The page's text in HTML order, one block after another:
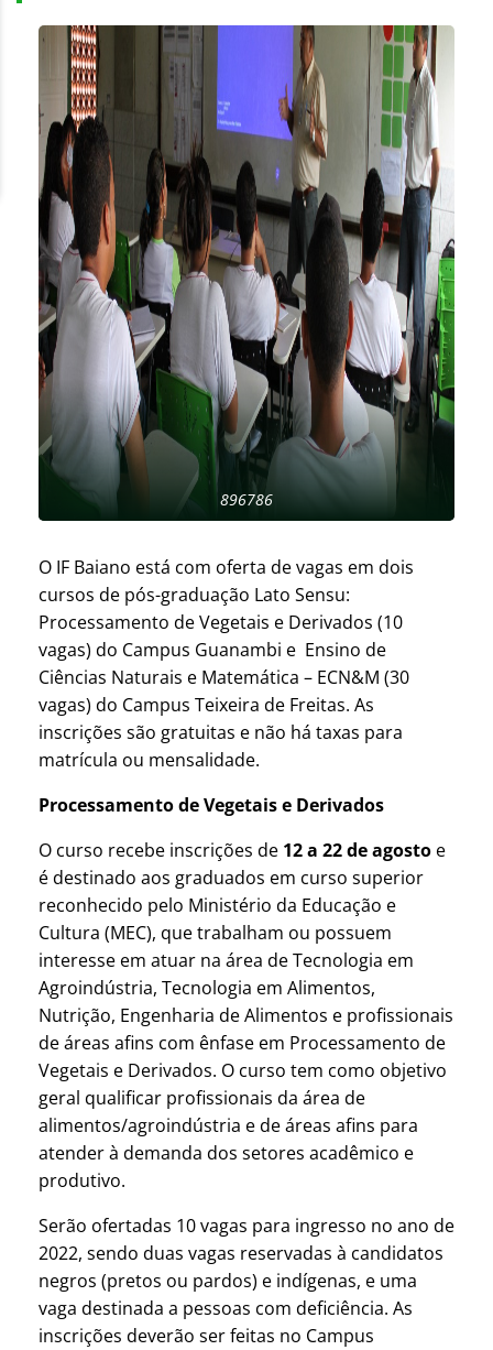
896786
O IF Baiano está com oferta de vagas em dois
cursos de pós-graduação Lato Sensu:
Processamento de Vegetais e Derivados (10
vagas) do Campus Guanambi e Ensino de
Ciências Naturais e Matemática – ECN&M (30
vagas) do Campus Teixeira de Freitas. As
inscrições são gratuitas e não há taxas para
matrícula ou mensalidade.
Processamento de Vegetais e Derivados
O curso recebe inscrições de 12 a 22 de agosto e
é destinado aos graduados em curso superior
reconhecido pelo Ministério da Educação e
Cultura (MEC), que trabalham ou possuem
interesse em atuar na área de Tecnologia em
Agroindústria, Tecnologia em Alimentos,
Nutrição, Engenharia de Alimentos e profissionais
de áreas afins com ênfase em Processamento de
Vegetais e Derivados. O curso tem como objetivo
geral qualificar profissionais da área de
alimentos/agroindústria e de áreas afins para
atender à demanda dos setores acadêmico e
produtivo.
Serão ofertadas 10 vagas para ingresso no ano de
2022, sendo duas vagas reservadas à candidatos
negros (pretos ou pardos) e indígenas, e uma
vaga destinada a pessoas com deficiência. As
inscrições deverão ser feitas no Campus